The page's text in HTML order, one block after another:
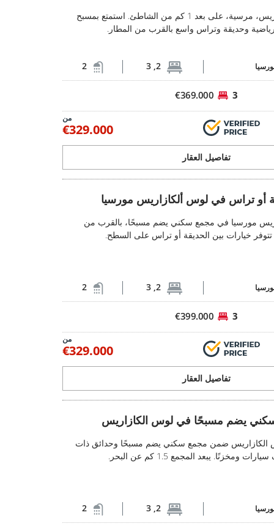
شقق في لوس ألكازاريس، مرسية، على بعد 1 كم من الشاطئ. استمتع بمسبح
وحديقة وتراس واسع بالقرب من المطار.
2, 3
2
3
€369.000
من
€329.000
تفاصيل العقار
شقق أنيقة بحديقة أو تراس في لوس في لوس ألكازاريس مورسيا 2
أو تراس في لوس ألكازاريس مورسيا
مورسيا في مجمع سكني يضم مسبحًا، بالقرب من
خيارات بين الحديقة أو تراس على السطح.
2, 3
2
3
€399.000
من
€329.000
تفاصيل العقار
شقق في مجمع سكني يضم مسبحًا في لوس في لوس الكازاريس 2
يضم مسبحًا في لوس الكازاريس
الكازاريس ضمن مجمع سكني يضم مسبحًا وحدائق ذات
يبعد المجمع 1.5 كم عن البحر.
2, 3
2